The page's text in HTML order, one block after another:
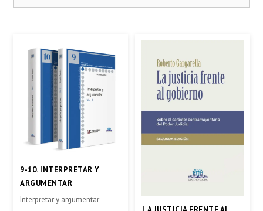
9-10. INTERPRETAR Y
ARGUMENTAR
Interpretar y argumentar